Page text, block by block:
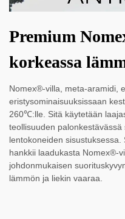
Premium
korkeassa
Nomex®-villa, meta-aramidi,
eristysominaisuuksissaan
260℃:lle. Sitä käytetään
teollisuuden
lentokoneiden
hankkii laadukasta Nomex®-
johdonmukaisen
lämmön ja liekin vaaraa.